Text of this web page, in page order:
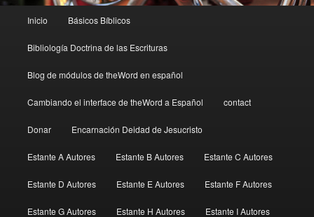
principal
Inicio Básicos Bíblicos
Bibliología Doctrina de las Escrituras
Blog de módulos de theWord en español
Cambiando el interface de theWord a Español contact
Donar Encarnación Deidad de Jesucristo
Estante A Autores Estante B Autores Estante C Autores
Estante D Autores Estante E Autores Estante F Autores
Estante G Autores Estante H Autores Estante I Autores